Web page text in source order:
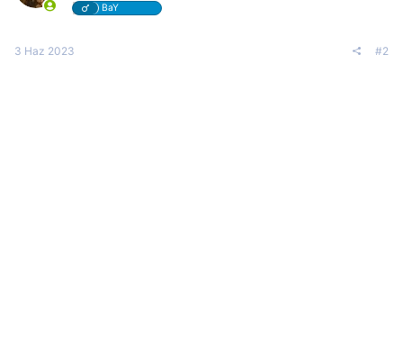
BaY
3 Haz 2023 #2